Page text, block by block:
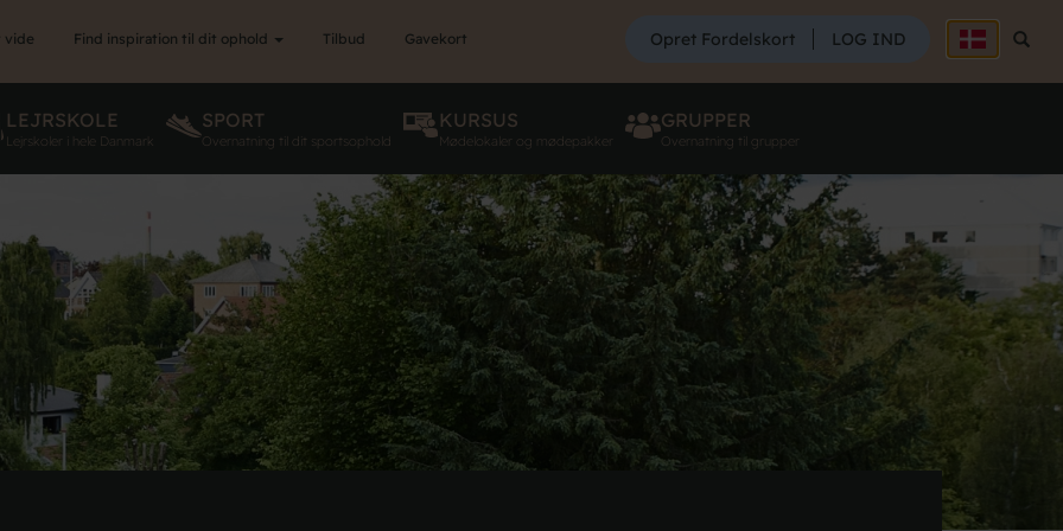
SØG
Søg
Opret Fordelskort LOG IND
vide Find inspiration til dit ophold Tilbud Gavekort
LEJRSKOLE
Lejrskoler i hele Danmark
SPORT
Overnatning til dit sportsophold
KURSUS
Mødelokaler og mødepakker
GRUPPER
Overnatning til grupper